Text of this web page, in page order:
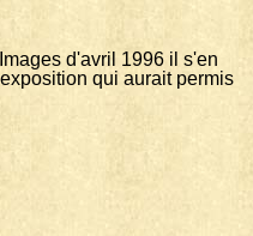
d'avril 1996 il s'en
qui aurait permis